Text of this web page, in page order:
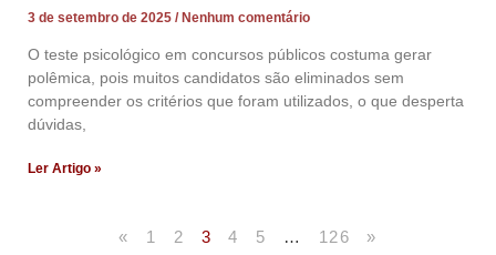
3 de setembro de 2025 Nenhum comentário
O teste psicológico em concursos públicos costuma gerar
polêmica, pois muitos candidatos são eliminados sem
compreender os critérios que foram utilizados, o que desperta
dúvidas,
Ler Artigo »
« 1 2 3 4 5 … 126 »